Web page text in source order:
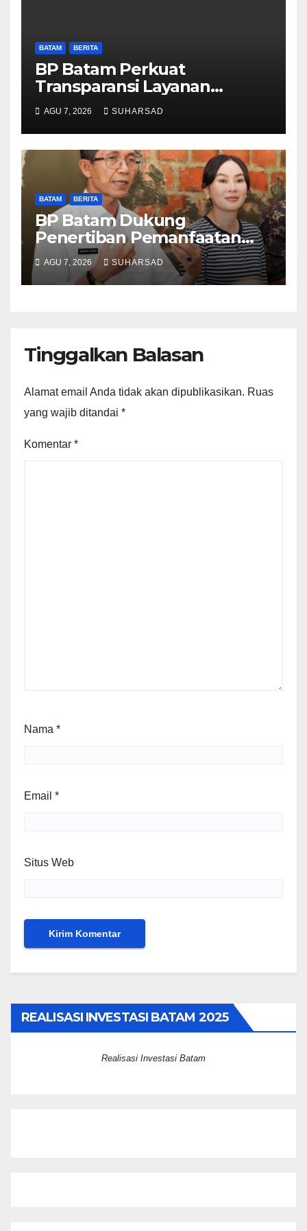
BATAM BERITA
BP Batam Perkuat
Transparansi Layanan
Pertanahan, Alokasi Tanah
Reguler Segera Hadir Melalui
LMS
AGU 7, 2026 SUHARSAD
BATAM BERITA
BP Batam Dukung
Penertiban Pemanfaatan
Ruang Laut Sesuai
Ketentuan Peraturan
Perundang-undangan
AGU 7, 2026 SUHARSAD
Tinggalkan Balasan
Alamat email Anda tidak akan dipublikasikan. Ruas
yang wajib ditandai *
Komentar *
Nama *
Email *
Situs Web
REALISASI INVESTASI BATAM 2025
Realisasi Investasi Batam